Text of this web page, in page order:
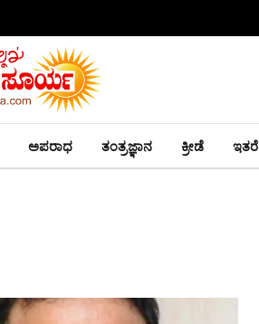
ಅಪರಾಧ ತಂತ್ರಜ್ಞಾನ ಕ್ರೀಡೆ ಇತರೆ